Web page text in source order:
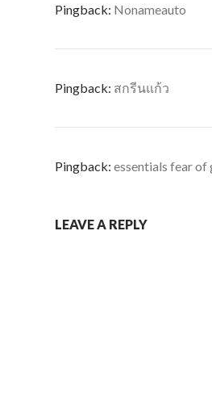
Pingback: Nonameauto
Pingback: สกรีนแก้ว
Pingback: essentials fear of
LEAVE A REPLY